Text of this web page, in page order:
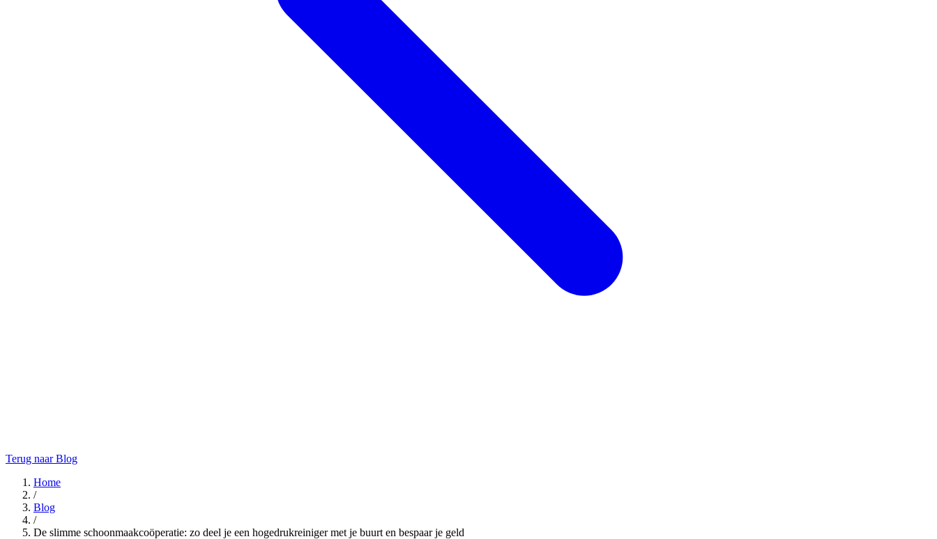
Terug naar Blog
Home
/
Blog
/
De slimme schoonmaakcoöperatie: zo deel je een hogedrukreiniger met je buurt en bespaar je geld